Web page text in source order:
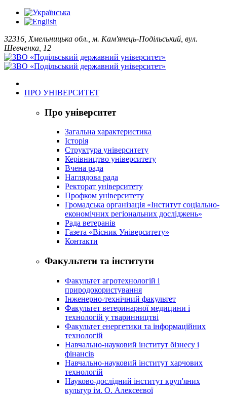
32316, Хмельницька обл., м. Кам'янець-Подільський, вул.
Шевченка, 12
ПРО УНІВЕРСИТЕТ
Про університет
Загальна характеристика
Історія
Структура університету
Керівництво університету
Вчена рада
Наглядова рада
Ректорат університету
Профком університету
Громадська організація «Інститут соціально-
економічних регіональних досліджень»
Рада ветеранів
Газета «Вісник Університету»
Контакти
Факультети та інститути
Факультет агротехнологій і
природокористування
Інженерно-технічний факультет
Факультет ветеринарної медицини і
технологій у тваринництві
Факультет енергетики та інформаційних
технологій
Навчально-науковий інститут бізнесу і
фінансів
Навчально-науковий інститут харчових
технологій
Науково-дослідний інститут круп'яних
культур ім. О. Алексеєвої